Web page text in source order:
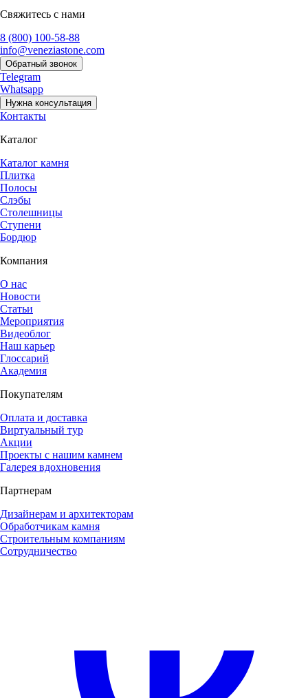
Свяжитесь с нами
8 (800) 100-58-88
info@veneziastone.com
Обратный звонок
Telegram
Whatsapp
Нужна консультация
Контакты
Каталог
Каталог камня
Плитка
Полосы
Слэбы
Столешницы
Ступени
Бордюр
Компания
О нас
Новости
Статьи
Мероприятия
Видеоблог
Наш карьер
Глоссарий
Академия
Покупателям
Оплата и доставка
Виртуальный тур
Акции
Проекты с нашим камнем
Галерея вдохновения
Партнерам
Дизайнерам и архитекторам
Обработчикам камня
Строительным компаниям
Сотрудничество